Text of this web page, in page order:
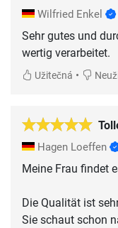
Wilfried Enkel
Sehr gutes und
wertig verarbeitet.
Užitečná •
Hagen Loeffen
Meine Frau findet
Die Qualität ist
Sie schaut schon